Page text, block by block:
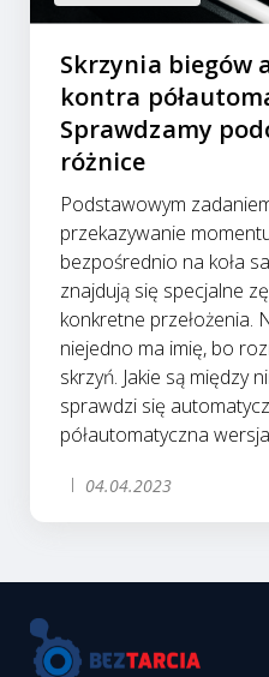
Skrzynia biegów
kontra
Sprawdzamy
różnice
Podstawowym
przekazywanie
bezpośrednio na koła
znajdują się specjalne
konkretne przełożenia.
niejedno ma imię, bo
skrzyń. Jakie są między
sprawdzi się
półautomatyczna
04.04.2023